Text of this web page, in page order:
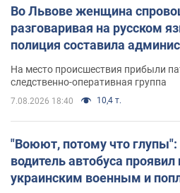
Во Львове женщина
разговаривая на русском
полиция составила
На место происшествия прибыли
следственно-оперативная группа
7.08.2026 18:40 10,4 т.
"Воюют, потому что
водитель автобуса
украинским военным и